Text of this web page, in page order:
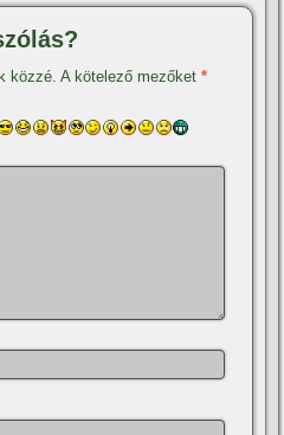
közzé. A kötelező mezőket*